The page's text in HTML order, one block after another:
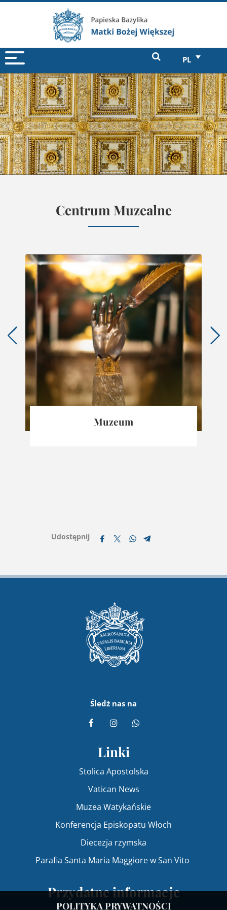
PL
Centrum Muzealne
Muzeum
Udostępnij
Śledź nas na
Linki
Stolica Apostolska
Vatican News
Muzea Watykańskie
Konferencja Episkopatu Włoch
Diecezja rzymska
Parafia Santa Maria Maggiore w San Vito
Przydatne informacje
POLITYKA PRYWATNOŚCI